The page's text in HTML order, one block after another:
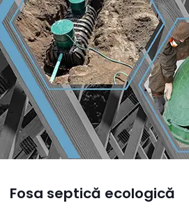
Fosa septică ecologică